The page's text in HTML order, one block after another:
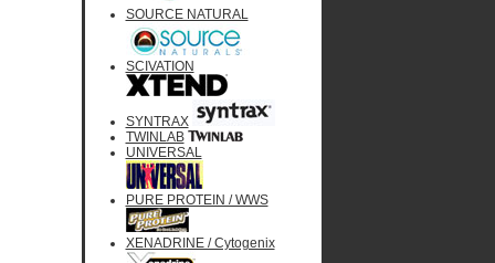
SOURCE NATURAL
SCIVATION
SYNTRAX
TWINLAB
UNIVERSAL
PURE PROTEIN / WWS
XENADRINE / Cytogenix